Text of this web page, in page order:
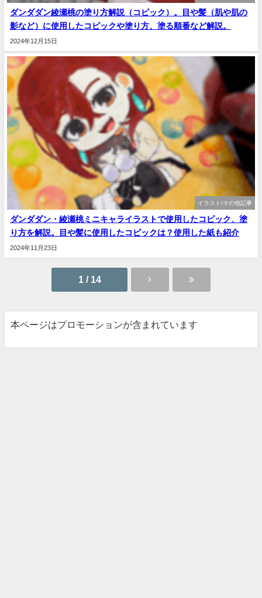
ダンダダン綾瀬桃の塗り方解説（コピック）。目や髪（肌や肌の
影など）に使用したコピックや塗り方、塗る順番など解説。
2024年12月15日
イラスト/その他記事
ダンダダン・綾瀬桃ミニキャライラストで使用したコピック、塗
り方を解説。目や髪に使用したコピックは？使用した紙も紹介
2024年11月23日
1 / 14
本ページはプロモーションが含まれています